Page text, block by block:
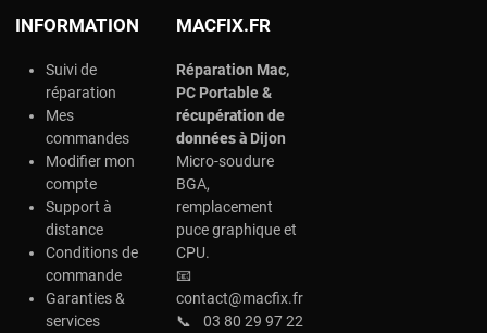
INFORMATION
Suivi de
réparation
Mes
commandes
Modifier mon
compte
Support à
distance
Conditions de
commande
Garanties &
services
MACFIX.FR
Réparation Mac,
PC Portable &
récupération de
données àDijon
Micro-soudure
BGA,
remplacement
puce graphique et
CPU.
📧
contact@macfix.fr
📞
03 80 29 97 22